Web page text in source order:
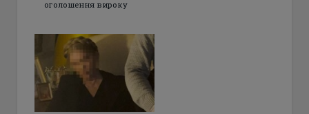
оголошення вироку